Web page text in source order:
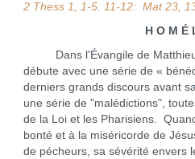
2 Thess 1, 1-5. 11-12: Mat 23,
H O M É
Dans l'Évangile de Matthieu,
débute avec une série de «
derniers grands discours avant
une série de "malédictions",
de la Loi et les Pharisiens.
bonté et à la miséricorde de
de pécheurs, sa sévérité envers